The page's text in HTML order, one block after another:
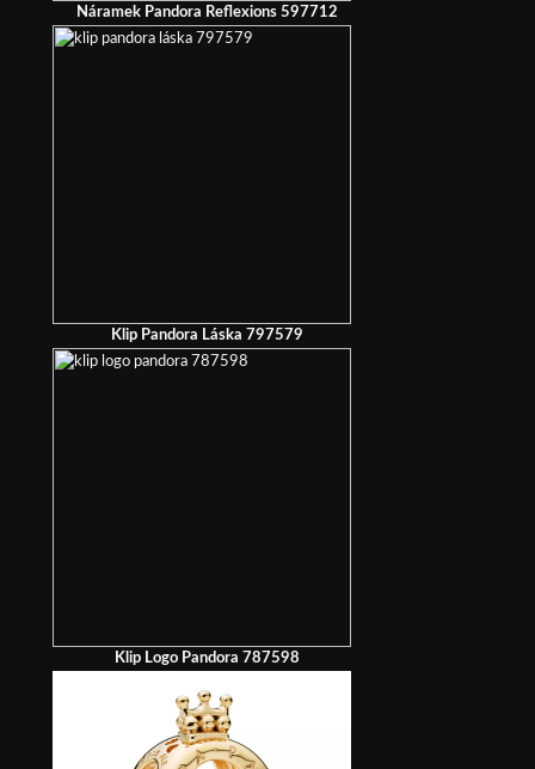
Náramek Pandora Reflexions 597712
Klip Pandora Láska 797579
Klip Logo Pandora 787598